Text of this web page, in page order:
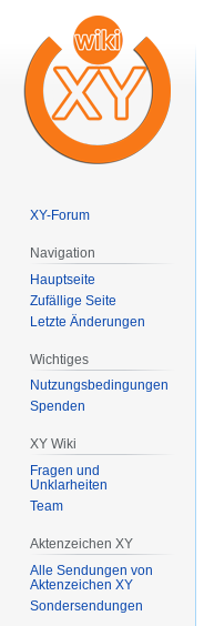
XY-Forum
Navigation
Hauptseite
Zufällige Seite
Letzte Änderungen
Wichtiges
Nutzungsbedingungen
Spenden
XY Wiki
Fragen und
Unklarheiten
Team
Aktenzeichen XY
Alle Sendungen von
Aktenzeichen XY
Sondersendungen